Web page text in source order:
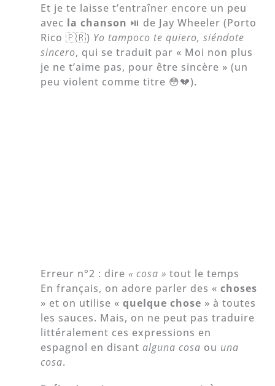
Et je te laisse t’entraîner encore un peu
avec la chanson ⏯️ de Jay Wheeler (Porto
Rico 🇵🇷) Yo tampoco te quiero, siéndote
sincero, qui se traduit par « Moi non plus
je ne t’aime pas, pour être sincère » (un
peu violent comme titre 😳💔).
Erreur n°2 : dire « cosa »tout le temps
En français, on adore parler des « choses
» et on utilise « quelque chose » à toutes
les sauces. Mais, on ne peut pas traduire
littéralement ces expressions en
espagnol en disantalguna cosa ou una
cosa.